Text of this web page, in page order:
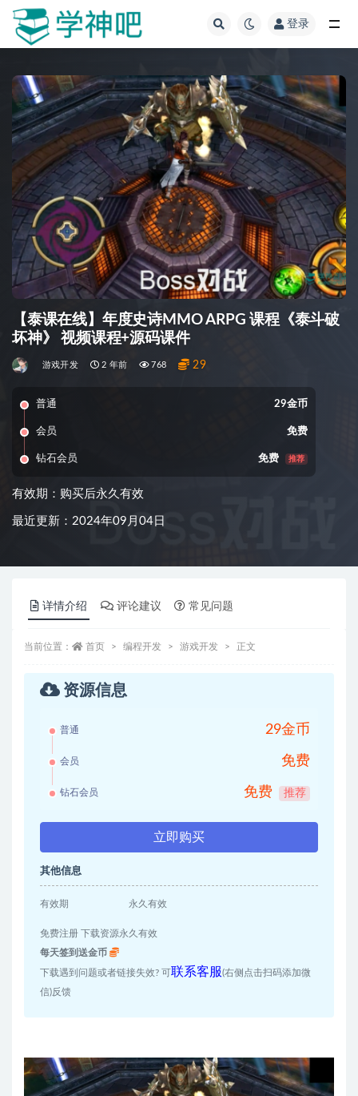
登录
【泰课在线】年度史诗MMO ARPG 课程《泰斗破
坏神》 视频课程+源码课件
游戏开发 2 年前 768 29
普通 29金币
会员 免费
钻石会员 免费 推荐
有效期：购买后永久有效
最近更新：2024年09月04日
详情介绍 评论建议 常见问题
当前位置： 首页 编程开发 游戏开发 正文
资源信息
普通 29金币
会员 免费
钻石会员 免费 推荐
立即购买
其他信息
有效期 永久有效
免费注册 下载资源永久有效
每天签到送金币
下载遇到问题或者链接失效? 可联系客服(右侧点击扫码添加微
信)反馈